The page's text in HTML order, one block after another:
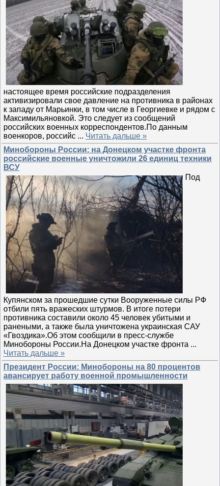
настоящее время российские подразделения
активизировали свое давление на противника в районах
к западу от Марьинки, в том числе в Георгиевке и рядом с
Максимильяновкой. Это следует из сообщений
российских военных корреспондентов.По данным
военкоров, российс ... Читать дальше »
Минобороны России: на Донецком участке фронта
российские военные уничтожили 26 единиц техники
ВСУ
Под
Купянском за прошедшие сутки Вооруженные силы РФ
отбили пять вражеских штурмов. В итоге потери
противника составили около 45 человек убитыми и
ранеными, а также была уничтожена украинская САУ
«Гвоздика».Об этом сообщили в пресс-службе
Минобороны России.На Донецком участке фронта ...
Читать дальше »
Президент России: Минобороны на 80 процентов
авансирует работу военной промышленности